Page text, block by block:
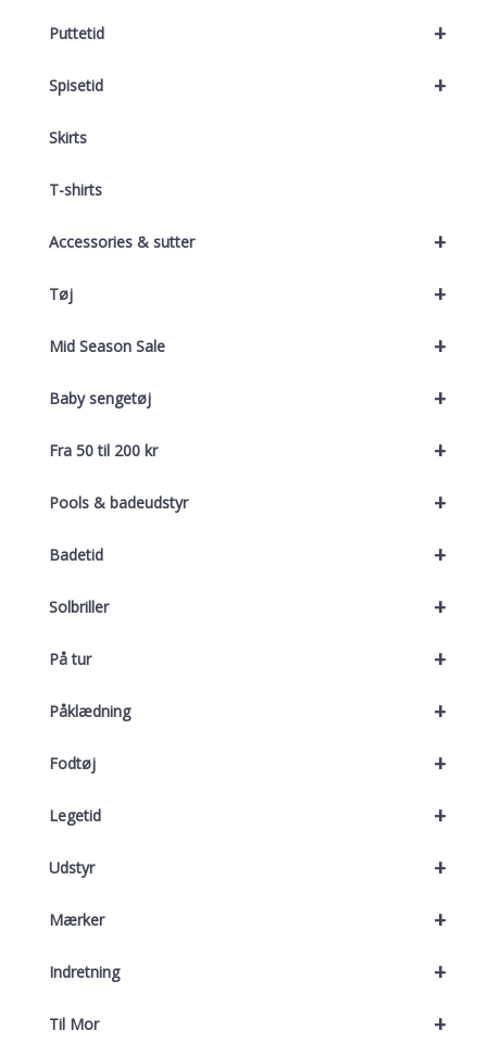
+
Puttetid
+
Spisetid
Skirts
T-shirts
+
Accessories & sutter
+
Tøj
+
Mid Season Sale
+
Baby sengetøj
+
Fra 50 til 200 kr
+
Pools & badeudstyr
+
Badetid
+
Solbriller
+
På tur
+
Påklædning
+
Fodtøj
+
Legetid
+
Udstyr
+
Mærker
+
Indretning
+
Til Mor